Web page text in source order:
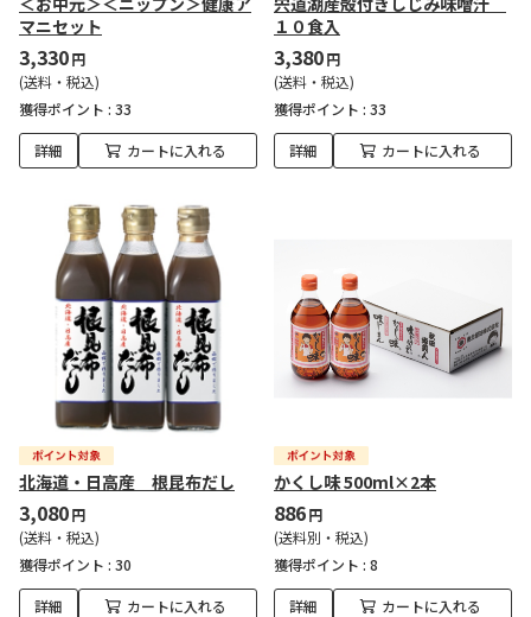
マニセット
3,330円
(送料・税込)
獲得ポイント : 33
詳細 カートに入れる
１０食入
3,380円
(送料・税込)
獲得ポイント : 33
詳細 カートに入れる
北海道・日高産 根昆布だし
3,080円
(送料・税込)
獲得ポイント : 30
詳細 カートに入れる
かくし味 500ml×2本
886円
(送料別・税込)
獲得ポイント : 8
詳細 カートに入れる